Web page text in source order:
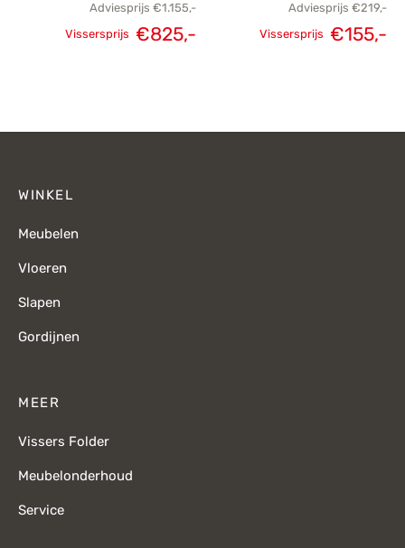
Adviesprijs €1.155,-
Vissersprijs €825,-
Adviesprijs €219,-
Vissersprijs €155,-
WINKEL
Meubelen
Vloeren
Slapen
Gordijnen
MEER
Vissers Folder
Meubelonderhoud
Service